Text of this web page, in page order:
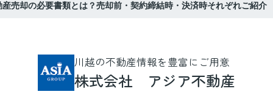
産売却の必要書類とは？売却前・契約締結時・決済時それぞれご紹介
川越の不動産情報を豊富にご用意
株式会社 アジア不動産